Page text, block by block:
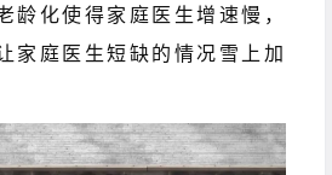
龄化使得家庭医生增速慢，
家庭医生短缺的情况雪上加